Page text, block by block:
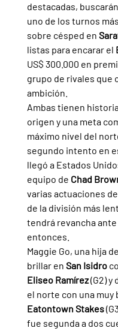
destacadas,
uno de los turnos
sobre césped en
listas para encarar el
US$ 300.000 en
grupo de rivales que
ambición.
Ambas tienen
origen y una meta
máximo nivel del
segundo intento en
llegó a Estados
equipo de Chad
varias actuaciones
de la división más
tendrá revancha
entonces.
Maggie Go, una hija de
brillar en San Isidro
Eliseo Ramírez (G2) y
el norte con una muy
Eatontown Stakes
fue segunda a dos